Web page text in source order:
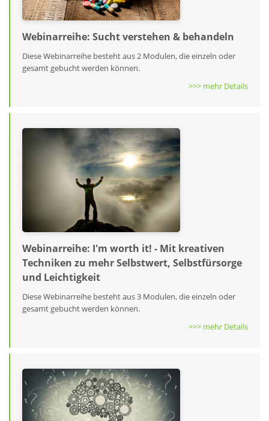
Webinarreihe: Sucht verstehen & behandeln
Diese Webinarreihe besteht aus 2 Modulen, die einzeln oder
gesamt gebucht werden können.
>>> mehr Details
Webinarreihe: I′m worth it! - Mit kreativen
Techniken zu mehr Selbstwert, Selbstfürsorge
und Leichtigkeit
Diese Webinarreihe besteht aus 3 Modulen, die einzeln oder
gesamt gebucht werden können.
>>> mehr Details